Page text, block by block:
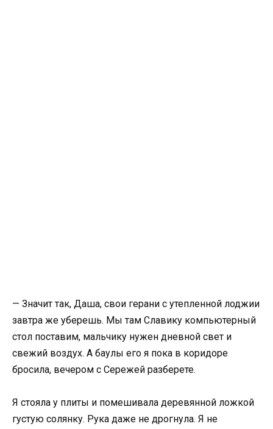
— Значит так, Даша, свои герани с утепленной лоджии
завтра же уберешь. Мы там Славику компьютерный
стол поставим, мальчику нужен дневной свет и
свежий воздух. А баулы его я пока в коридоре
бросила, вечером с Сережей разберете.
Я стояла у плиты и помешивала деревянной ложкой
густую солянку. Рука даже не дрогнула. Я не